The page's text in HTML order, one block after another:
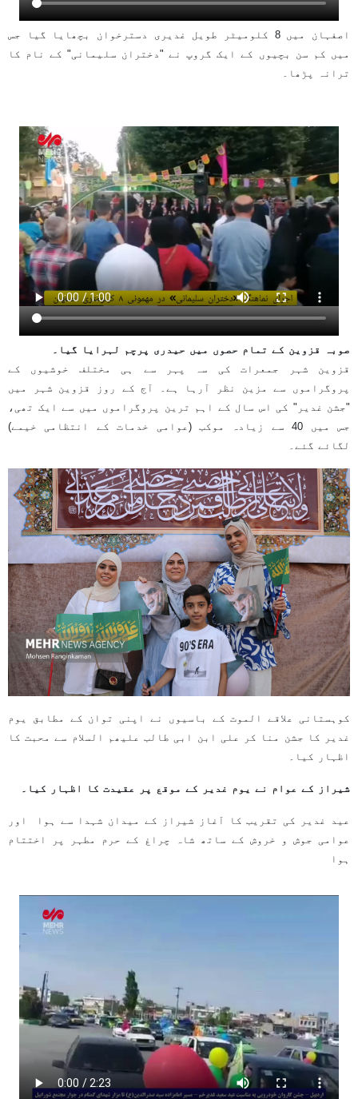
اصفہان میں 8 کلومیٹر طویل غدیری دسترخوان بچھایا گیا جس
میں کم سن بچیوں کے ایک گروپ نے "دختران سلیمانی" کے نام کا
ترانہ پڑھا۔
صوبہ قزوین کے تمام حصوں میں حیدری پرچم لہرایا گیا۔
قزوین شہر جمعرات کی سہ پہر سے ہی مختلف خوشیوں کے
پروگراموں سے مزین نظر آرہا ہے۔ آج کے روز قزوین شہر میں
"جشن غدیر" کی اس سال کے اہم ترین پروگراموں میں سے ایک تھی،
جس میں 40 سے زیادہ موکب (عوامی خدمات کے انتظامی خیمے)
لگائے گئے۔
کوہستانی علاقے الموت کے باسیوں نے اپنی توان کے مطابق یوم
غدیر کا جشن منا کر علی ابن ابی طالب علیھم السلام سے محبت کا
اظہار کیا۔
شیراز کے عوام نے یوم غدیر کے موقع پر عقیدت کا اظہار کیا۔
عید غدیر کی تقریب کا آغاز شیراز کے میدان شہدا سے ہوا اور
عوامی جوش و خروش کے ساتھ شاہ چراغ کے حرم مطہر پر اختتام
ہوا